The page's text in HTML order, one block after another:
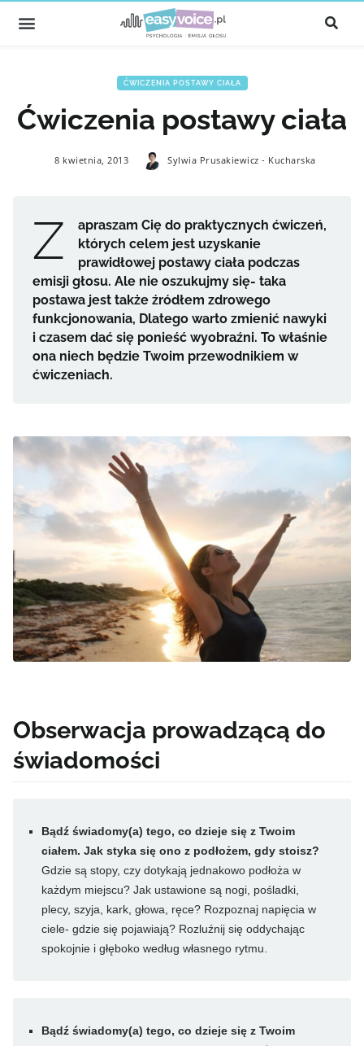
ĆWICZENIA POSTAWY CIAŁA
Ćwiczenia postawy ciała
8 kwietnia, 2013 Sylwia Prusakiewicz - Kucharska
Z
apraszam Cię do praktycznych ćwiczeń,
których celem jest uzyskanie
prawidłowej postawy ciała podczas
emisji głosu. Ale nie oszukujmy się- taka
postawa jest także źródłem zdrowego
funkcjonowania, Dlatego warto zmienić nawyki
i czasem dać się ponieść wyobraźni. To właśnie
ona niech będzie Twoim przewodnikiem w
ćwiczeniach.
Obserwacja prowadzącą do
świadomości
Bądź świadomy(a) tego, co dzieje się z Twoim
ciałem. Jak styka się ono z podłożem, gdy stoisz?
Gdzie są stopy, czy dotykają jednakowo podłoża w
każdym miejscu? Jak ustawione są nogi, pośladki,
plecy, szyja, kark, głowa, ręce? Rozpoznaj napięcia w
ciele- gdzie się pojawiają? Rozluźnij się oddychając
spokojnie i głęboko według własnego rytmu.
Bądź świadomy(a) tego, co dzieje się z Twoim